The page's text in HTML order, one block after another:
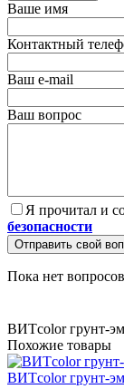
Ваше имя
Контактный
Ваш e-mail
Ваш вопрос
Я прочитал и
безопасности
Отправить свой
Пока нет
ВИТcolor грунт-
Похожие товары
ВИТcolor грунт-